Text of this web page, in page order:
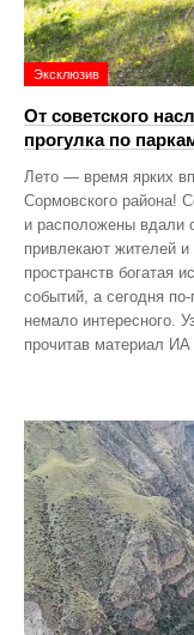
Эксклюзив
От советского
прогулка по
Лето — время ярких
Сормовского района!
и расположены вдали
привлекают жителей и
пространств богатая
событий, а сегодня
немало интересного.
прочитав материал